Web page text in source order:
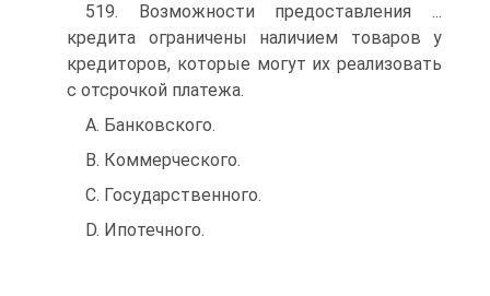
519. Возможности предоставления ...
кредита ограничены наличием товаров у
кредиторов, которые могут их реализовать
с отсрочкой платежа.
A. Банковского.
B. Коммерческого.
C. Государственного.
D. Ипотечного.